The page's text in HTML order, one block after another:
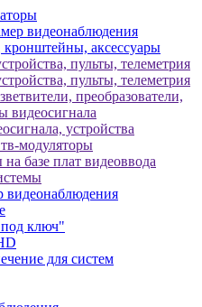
видеонаблюдения
аксессуары
пульты, телеметрия
пульты, телеметрия
преобразователи,
видеосигнала
устройства
модуляторы
базе плат видеоввода
ключ"
для систем